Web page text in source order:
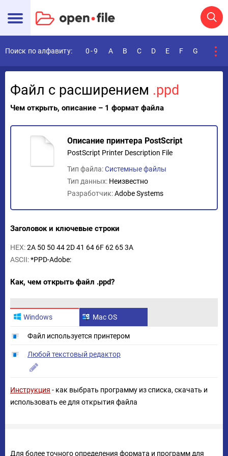
Поиск по алфавиту: 0-9 A B C D E F G
Файл с расширением .ppd
Чем открыть, описание – 1 формат файла
Описание принтера PostScript
PostScript Printer Description File
Тип файла:Системные файлы
Тип данных: Неизвестно
Разработчик:Adobe Systems
Заголовок и ключевые строки
HEX:2A 50 50 44 2D 41 64 6F 62 65 3A
ASCII:*PPD-Adobe:
Как, чем открыть файл .ppd?
Windows Mac OS
Файл используется принтером
Любой текстовый редактор
Инструкция - как выбрать программу из списка, скачать и
использовать ее для открытия файла
Для более точного определения формата и программ для